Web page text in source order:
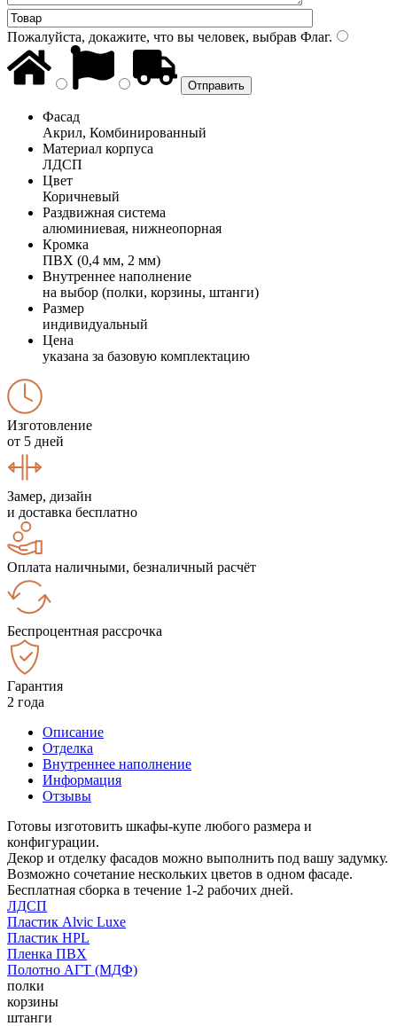
Пожалуйста, докажите, что вы человек, выбрав Флаг.
Фасад
Акрил, Комбинированный
Материал корпуса
ЛДСП
Цвет
Коричневый
Раздвижная система
алюминиевая, нижнеопорная
Кромка
ПВХ (0,4 мм, 2 мм)
Внутреннее наполнение
на выбор (полки, корзины, штанги)
Размер
индивидуальный
Цена
указана за базовую комплектацию
Изготовление
от 5 дней
Замер, дизайн
и доставка бесплатно
Оплата наличными, безналичный расчёт
Беспроцентная рассрочка
Гарантия
2 года
Описание
Отделка
Внутреннее наполнение
Информация
Отзывы
Готовы изготовить шкафы-купе любого размера и
конфигурации.
Декор и отделку фасадов можно выполнить под вашу задумку.
Возможно сочетание нескольких цветов в одном фасаде.
Бесплатная сборка в течение 1-2 рабочих дней.
ЛДСП
Пластик Alvic Luxe
Пластик HPL
Пленка ПВХ
Полотно АГТ (МДФ)
полки
корзины
штанги